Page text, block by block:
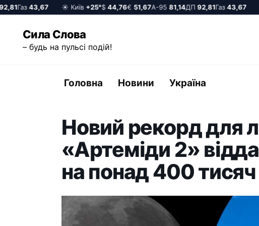
Газ43,67 ☀️ Київ+25°$44,76€51,67А-9581,14ДП92,81Газ43,67
вмісту
Сила Слова
– будь на пульсі подій!
Головна Новини Україна
Новий рекорд для
«Артеміди 2»
на понад 400 тисяч